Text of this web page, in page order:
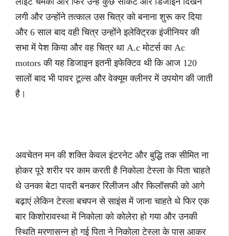
लगी और उन्होंने तत्काल उस चित्र को बनाना शुरू कर दिया
और 6 साल बाद वही चित्र उन्होंने इलेक्ट्रिक इंजीनियर की
सभा में पेश किया और वह चित्र था A.c मोटर्स का Ac
motors की यह डिजाइन इतनी इफेक्टिव थी कि आज 120
सालों बाद भी पावर टूल्स और वेक्यूम क्लीनर में उपयोग की जाती
है।
अवचेतन मन की शक्ति केवल इंटरनेट और बुद्धि तक सीमित ना
होकर पूरे शरीर पर काम करती है निकोला टेस्ला के पिता चाहते
थे उनका बेटा पादरी बनकर रिलीजन और फिलॉसफी को आगे
बढ़ाएं लेकिन टेस्ला बचपन से साइंस में जाना चाहते थे फिर एक
बार किशोरावस्था में निकोला को कोलेरा हो गया और उनकी
स्थिति मरणासन्न हो गई पिता ने निकोला टेस्ला के पास आकर